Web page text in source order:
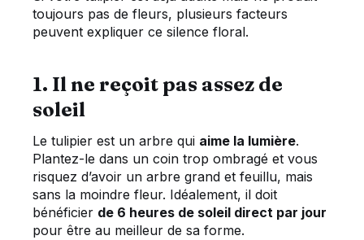
toujours pas de fleurs, plusieurs facteurs
peuvent expliquer ce silence floral.
1. Il ne reçoit pas assez de
soleil
Le tulipier est un arbre qui aime la lumière.
Plantez-le dans un coin trop ombragé et vous
risquez d’avoir un arbre grand et feuillu, mais
sans la moindre fleur. Idéalement, il doit
bénéficier de 6 heures de soleil direct par jour
pour être au meilleur de sa forme.